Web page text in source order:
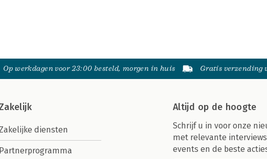
Op werkdagen voor 23:00 besteld, morgen in huis Gratis verzending
diensten
Partnerprogramma
Altijd op de hoogte
Schrijf u in voor onze
met relevante
events en de beste